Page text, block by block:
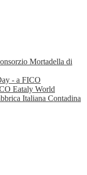
Mortadella di
- a FICO
Eataly World
Italiana Contadina